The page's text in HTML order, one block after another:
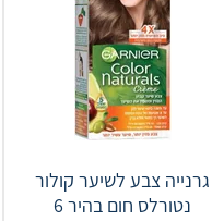
גרנייה צבע לשיער קולור
נטורלס חום בהיר 6